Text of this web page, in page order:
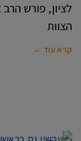
לציון, פורש
הצוות
קרא עוד ←